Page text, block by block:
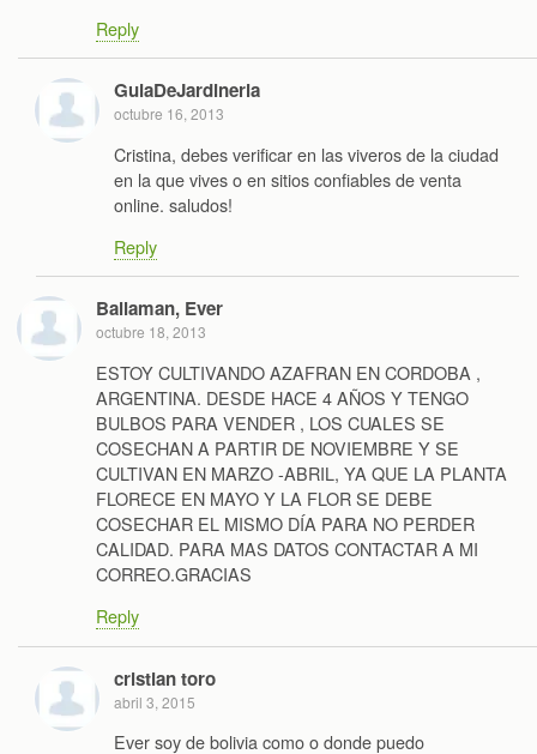
Reply
GuiaDeJardineria
octubre 16, 2013
Cristina, debes verificar en las viveros de la ciudad
en la que vives o en sitios confiables de venta
online. saludos!
Reply
Ballaman, Ever
octubre 18, 2013
ESTOY CULTIVANDO AZAFRAN EN CORDOBA ,
ARGENTINA. DESDE HACE 4 AÑOS Y TENGO
BULBOS PARA VENDER , LOS CUALES SE
COSECHAN A PARTIR DE NOVIEMBRE Y SE
CULTIVAN EN MARZO -ABRIL, YA QUE LA PLANTA
FLORECE EN MAYO Y LA FLOR SE DEBE
COSECHAR EL MISMO DÍA PARA NO PERDER
CALIDAD. PARA MAS DATOS CONTACTAR A MI
CORREO.GRACIAS
Reply
cristian toro
abril 3, 2015
Ever soy de bolivia como o donde puedo